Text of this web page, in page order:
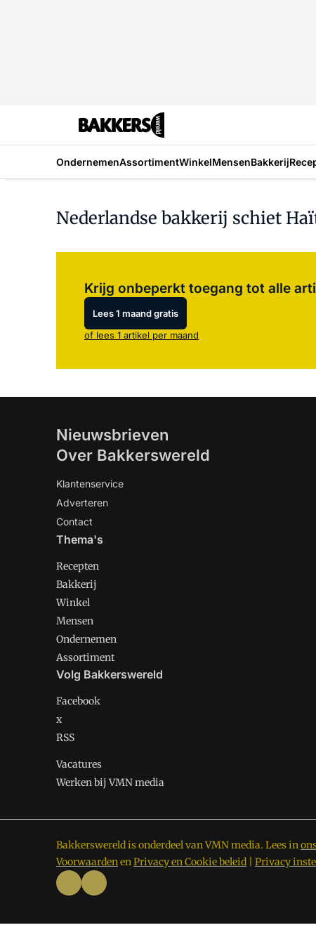
OndernemenAssortimentWinkelMensenBakkerij
Nederlandse bakkerij schiet
Krijg onbeperkt toegang tot alle
Lees 1 maand gratis
of lees 1 artikel per maand
Nieuwsbrieven
Over Bakkerswereld
Klantenservice
Adverteren
Contact
Thema's
Recepten
Bakkerij
Winkel
Mensen
Ondernemen
Assortiment
Volg Bakkerswereld
Facebook
x
RSS
Vacatures
Werken bij VMN media
Bakkerswereld is onderdeel van VMN media. Lees in
VoorwaardenenPrivacy en Cookie beleid Privacy